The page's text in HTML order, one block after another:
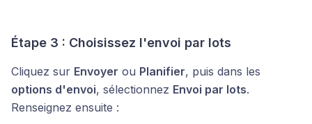
Étape 3 : Choisissez l'envoi par lots
Cliquez sur Envoyer ou Planifier, puis dans les
options d'envoi, sélectionnez Envoi par lots.
Renseignez ensuite :